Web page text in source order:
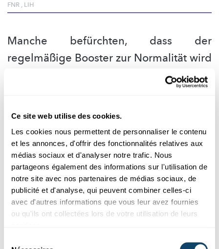
Ce site web utilise des cookies.
Les cookies nous permettent de personnaliser le contenu
et les annonces, d'offrir des fonctionnalités relatives aux
médias sociaux et d'analyser notre trafic. Nous
partageons également des informations sur l'utilisation de
notre site avec nos partenaires de médias sociaux, de
publicité et d'analyse, qui peuvent combiner celles-ci
avec d'autres informations que vous leur avez fournies
ou qu'ils ont collectées lors de votre utilisation de leurs
FNR , LIH
Manche befürchten, dass der
regelmäßige Booster zur Normalität wird
und ein häufiges Impfen das
Immunsystem abstumpfen lässt. Was
„Zum Teil liest man in der Presse etwas vom Auslaugen
oder Abstumpfen des Immunsystems.Hier möchte ich
ein ganz klares Statement abgeben: Das
Immunsystem wird durch häufiges Impfen nicht
abgestumpft. Es ist genau umgekehrt der Fall. Es
wird stärker.
Natürlich gibt es den Prozess der Auslaugung oder
Abstumpfung tatsächlich. Wir nennen das T-Cell-
dass man bei chronischen Viruserkrankungen oder bei